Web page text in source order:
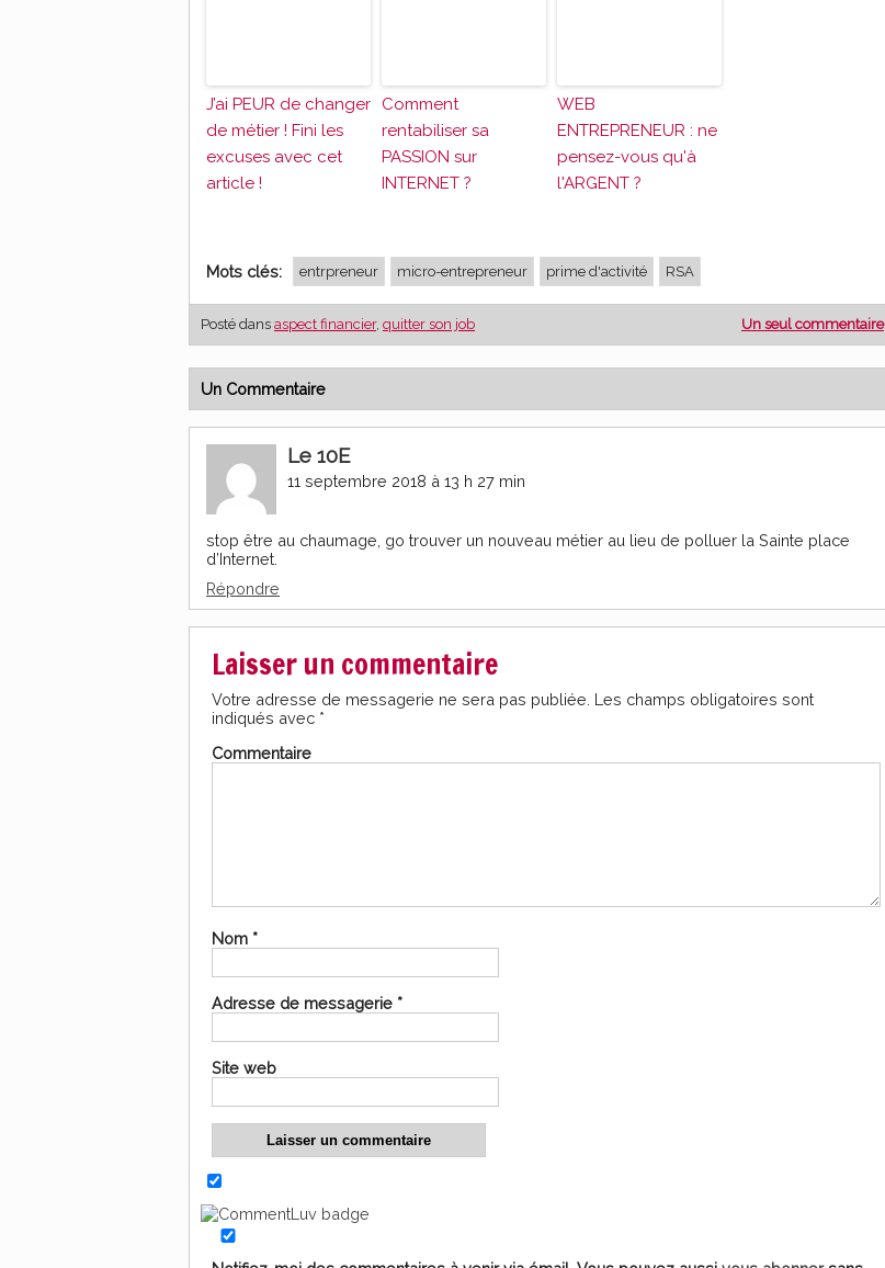
J’ai PEUR de changer
de métier ! Fini les
excuses avec cet
article !
Comment
rentabiliser sa
PASSION sur
INTERNET ?
WEB
ENTREPRENEUR : ne
pensez-vous qu'à
l'ARGENT ?
Mots clés: entrpreneur micro-entrepreneur prime d'activité RSA
Un seul commentaire
Posté dans aspect financier, quitter son job
Un Commentaire
Le 10E
11 septembre 2018 à 13 h 27 min
stop être au chaumage, go trouver un nouveau métier au lieu de polluer la Sainte place
d’Internet.
Répondre
Laisser un commentaire
Votre adresse de messagerie ne sera pas publiée. Les champs obligatoires sont
indiqués avec *
Commentaire
Nom *
Adresse de messagerie *
Site web